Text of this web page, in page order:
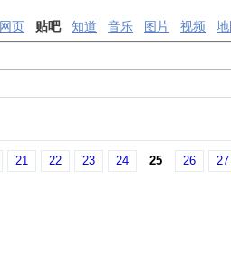
网页 贴吧 知道 音乐 图片 视频
21 22 23 24 25 26 27